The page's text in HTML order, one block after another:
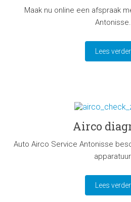
Maak nu online een afspraak
Antonisse.
Lees verder
Airco
Auto Airco Service Antonisse
Lees verder